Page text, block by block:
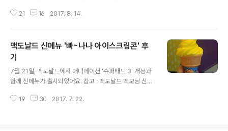
'애플파이'&'블루베리 파이' 후기 세계적으로 맥도날드에
가까운 나라 일본부터 캐나다, 뉴질랜드, 호주 등이 초콜릿
파이를 판매했고, 그 외에 오렌지맛이 가미되거나 분홍색
이 나는 초콜릿 파이 등도 판매된 바 있어요. 리치 초콜릿
파이 리치 초콜릿 파이 가격은 1,500원이고, 칼로리는 32
0kcal 정도 높아요.파이 전용 종이 케이스에 낱개 포장되
21 16 2017. 8. 14.
맥도날드 신메뉴 '빠~나나 아이스크림콘' 후
기
7월 21일, 맥도날드에서 애니메이션 '슈퍼배드 3' 개봉과
함께 신메뉴가 출시되었어요. 참고 : 맥도날드 맥모닝 신메
맥모닝과 버거는 먹었고, 디저트로 빠~나나 아이스크림콘
19 30 2017. 7. 22.